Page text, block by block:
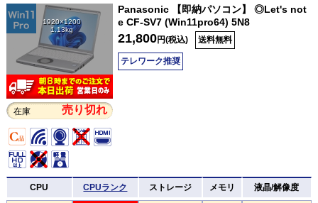
1920×1200
1.13kg
在庫 売り切れ
Panasonic 【即納パソコン】 ◎Let's not
e CF-SV7 (Win11pro64) 5N8
21,800円(税込) 送料無料
テレワーク推奨
CPU CPUランク ストレージ メモリ 液晶/解像度